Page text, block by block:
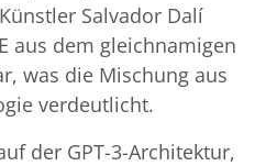
Salvador Dalí
aus dem gleichnamigen
was die Mischung aus
verdeutlicht.
der GPT-3-Architektur,